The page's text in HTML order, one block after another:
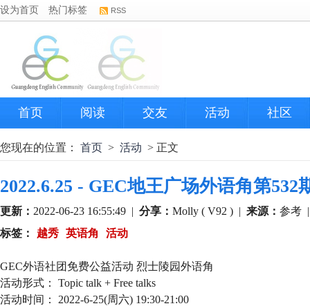
设为首页 热门标签 RSS
首页 阅读 交友 活动 社区
您现在的位置： 首页 > 活动 > 正文
2022.6.25 - GEC地王广场外语角第532
更新： 2022-06-23 16:55:49 | 分享： Molly ( V92 ) | 来源： 参考
标签：
越秀 英语角 活动
GEC外语社团免费公益活动 烈士陵园外语角
活动形式： Topic talk + Free talks
活动时间： 2022-6-25(周六) 19:30-21:00